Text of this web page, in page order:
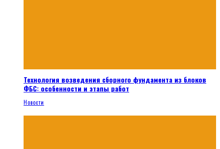
Технология возведения сборного фундамента из блоков
ФБС: особенности и этапы работ
Новости